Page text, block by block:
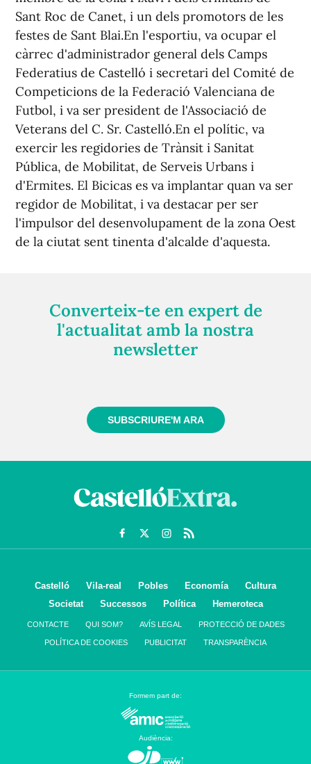
Sant Roc de Canet, i un dels promotors de les
festes de Sant Blai.En l'esportiu, va ocupar el
càrrec d'administrador general dels Camps
Federatius de Castelló i secretari del Comité de
Competicions de la Federació Valenciana de
Futbol, i va ser president de l'Associació de
Veterans del C. Sr. Castelló.En el polític, va
exercir les regidories de Trànsit i Sanitat
Pública, de Mobilitat, de Serveis Urbans i
d'Ermites. El Bicicas es va implantar quan va ser
regidor de Mobilitat, i va destacar per ser
l'impulsor del desenvolupament de la zona Oest
de la ciutat sent tinenta d'alcalde d'aquesta.
Converteix-te en expert de
l'actualitat amb la nostra
newsletter
SUBSCRIURE'M ARA
Castelló Vila-real Pobles Economía
Cultura
Societat
Successos Política Hemeroteca
CONTACTE QUI SOM? AVÍS LEGAL PROTECCIÓ DE DADES
POLÍTICA DE COOKIES PUBLICITAT TRANSPARÈNCIA
Formem part de:
Audiència: